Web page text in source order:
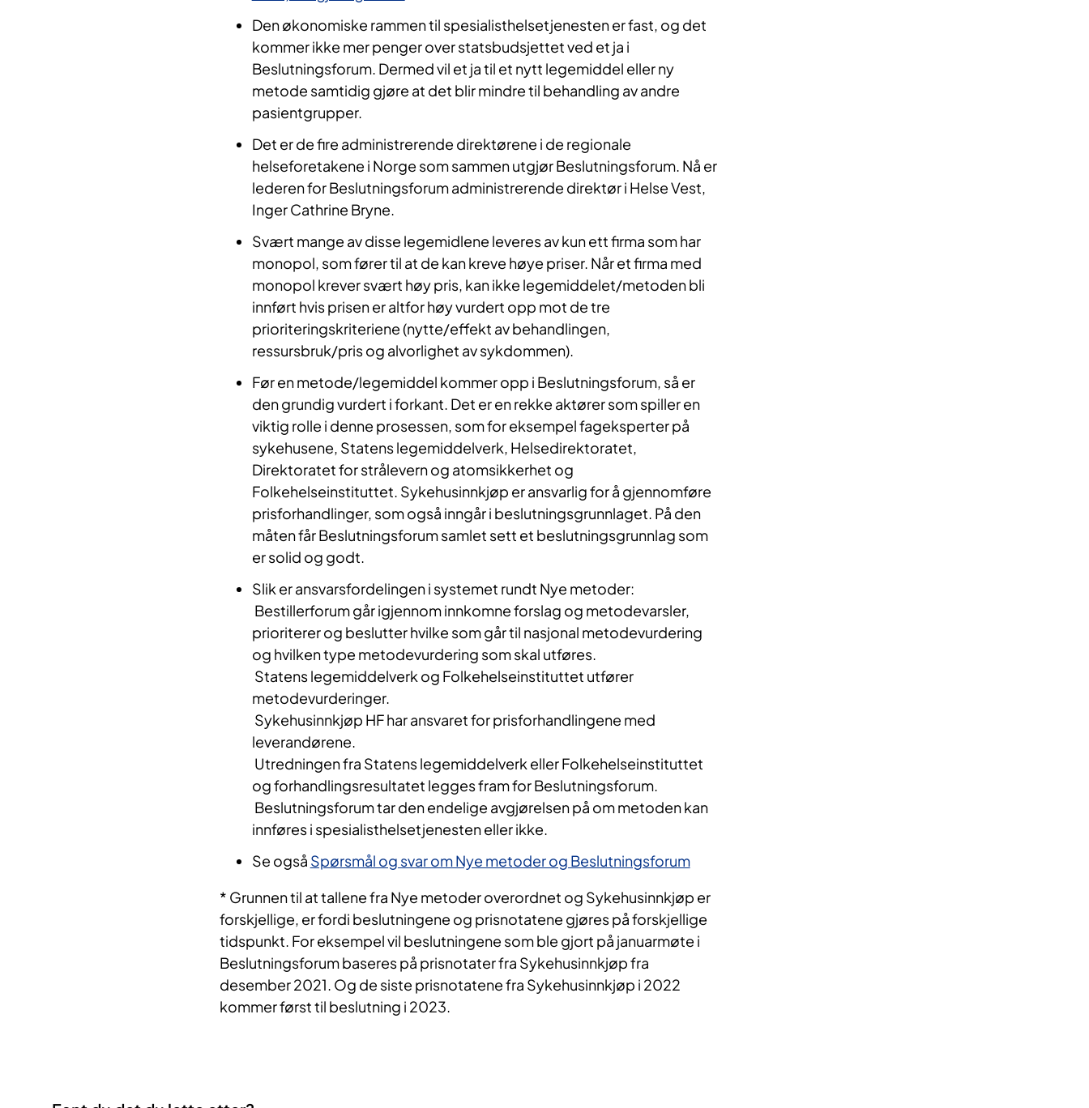
Den økonomiske rammen til spesialisthelsetjenesten er fast, og det
kommer ikke mer penger over statsbudsjettet ved et ja i
Beslutningsforum. Dermed vil et ja til et nytt legemiddel eller ny
metode samtidig gjøre at det blir mindre til behandling av andre
pasientgrupper.
Det er de fire administrerende direktørene i de regionale
helseforetakene i Norge som sammen utgjør Beslutningsforum. Nå er
lederen for Beslutningsforum administrerende direktør i Helse Vest,
Inger Cathrine Bryne.
Svært mange av disse legemidlene leveres av kun ett firma som har
monopol, som fører til at de kan kreve høye priser. Når et firma med
monopol krever svært høy pris, kan ikke legemiddelet/metoden bli
innført hvis prisen er altfor høy vurdert opp mot de tre
prioriteringskriteriene (nytte/effekt av behandlingen,
ressursbruk/pris og alvorlighet av sykdommen).
Før en metode/legemiddel kommer opp i Beslutningsforum, så er
den grundig vurdert i forkant. Det er en rekke aktører som spiller en
viktig rolle i denne prosessen, som for eksempel fageksperter på
sykehusene, Statens legemiddelverk, Helsedirektoratet,
Direktoratet for strålevern og atomsikkerhet og
Folkehelseinstituttet. Sykehusinnkjøp er ansvarlig for å gjennomføre
prisforhandlinger, som også inngår i beslutningsgrunnlaget. På den
måten får Beslutningsforum samlet sett et beslutningsgrunnlag som
er solid og godt.
Slik er ansvarsfordelingen i systemet rundt Nye metoder:
Bestillerforum går igjennom innkomne forslag og metodevarsler,
prioriterer og beslutter hvilke som går til nasjonal metodevurdering
og hvilken type metodevurdering som skal utføres.
Statens legemiddelverk og Folkehelseinstituttet utfører
metodevurderinger.
Sykehusinnkjøp HF har ansvaret for prisforhandlingene med
leverandørene.
Utredningen fra Statens legemiddelverk eller Folkehelseinstituttet
og forhandlingsresultatet legges fram for Beslutningsforum.
Beslutningsforum tar den endelige avgjørelsen på om metoden kan
innføres i spesialisthelsetjenesten eller ikke.
Se også Spørsmål og svar om Nye metoder og Beslutningsforum
* Grunnen til at tallene fra Nye metoder overordnet og Sykehusinnkjøp er
forskjellige, er fordi beslutningene og prisnotatene gjøres på forskjellige
tidspunkt. For eksempel vil beslutningene som ble gjort på januarmøte i
Beslutningsforum baseres på prisnotater fra Sykehusinnkjøp fra
desember 2021. Og de siste prisnotatene fra Sykehusinnkjøp i 2022
kommer først til beslutning i 2023.​